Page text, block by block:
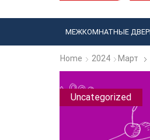
МЕЖКОМНАТНЫЕ
Home 2024 Март
Uncategorized